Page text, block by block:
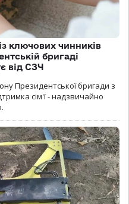
ключових чинників
бригаді
від СЗЧ
Президентської бригади з
сім'ї - надзвичайно